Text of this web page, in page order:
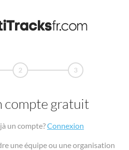
2 3
compte gratuit
un compte?Connexion
une équipe ou une organisation